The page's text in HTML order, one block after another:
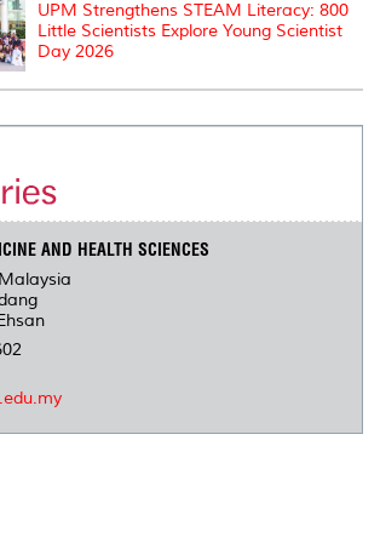
UPM Strengthens STEAM Literacy: 800
Little Scientists Explore Young Scientist
Day 2026
AND HEALTH SCIENCES